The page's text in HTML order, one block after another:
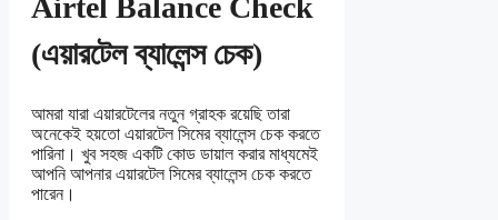
Airtel Balance Check
(এয়ারটেল ব্যালেন্স চেক)
আমরা যারা এয়ারটেলের নতুন গ্রাহক রয়েছি তারা
অনেকেই হয়তো এয়ারটেল সিমের ব্যালেন্স চেক করতে
পারিনা। খুব সহজ একটি কোড ডায়াল করার মাধ্যমেই
আপনি আপনার এয়ারটেল সিমের ব্যালেন্স চেক করতে
পারেন।